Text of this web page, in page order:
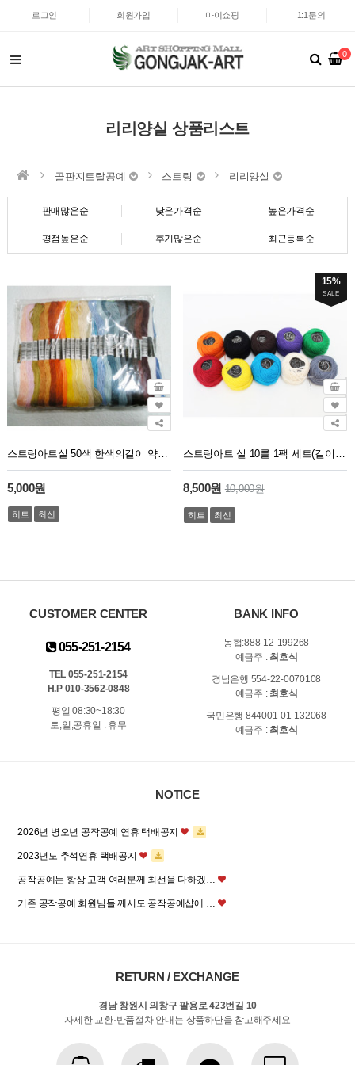
로그인 회원가입 마이쇼핑 1:1문의
0
리리양실 상품리스트
골판지토탈공예 스트링 리리양실
판매많은순 낮은가격순 높은가격순
평점높은순 후기많은순 최근등록순
5,000원
히트 최신
15%
SALE
8,500원10,000원
히트 최신
CUSTOMER CENTER
055-251-2154
TEL 055-251-2154
H.P 010-3562-0848
평일 08:30~18:30
토,일,공휴일 : 휴무
BANK INFO
농협:888-12-199268
예금주 : 최호식
경남은행 554-22-0070108
예금주 : 최호식
국민은행 844001-01-132068
예금주 : 최호식
NOTICE
2026년 병오년 공작공예 연휴 택배공지
2023년도 추석연휴 택배공지
공작공예는 항상 고객 여러분께 최선을 다하겠…
기존 공작공예 회원님들 께서도 공작공예샵에 …
RETURN / EXCHANGE
경남 창원시 의창구 팔용로 423번길 10
자세한 교환·반품절차 안내는 상품하단을 참고해주세요